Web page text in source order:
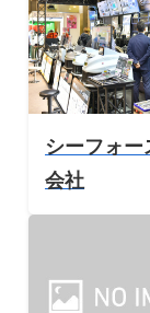
シーフォー
会社